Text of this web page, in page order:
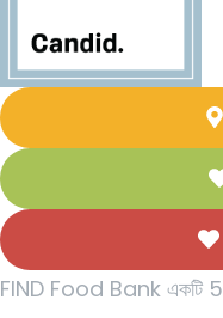
FIND Food Bank একটি